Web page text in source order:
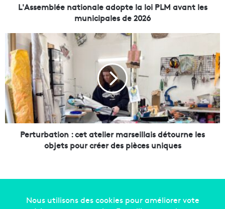
a
o
n
a
l
e
a
L'Assemblée nationale adopte la loi PLM avant les
municipales de 2026
P
u
r
b
a
t
Perturbation : cet atelier marseillais détourne les
objets pour créer des pièces uniques